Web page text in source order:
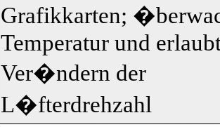
Grafikkarten;
Temperatur und
Ver�ndern der
L�fterdrehzahl